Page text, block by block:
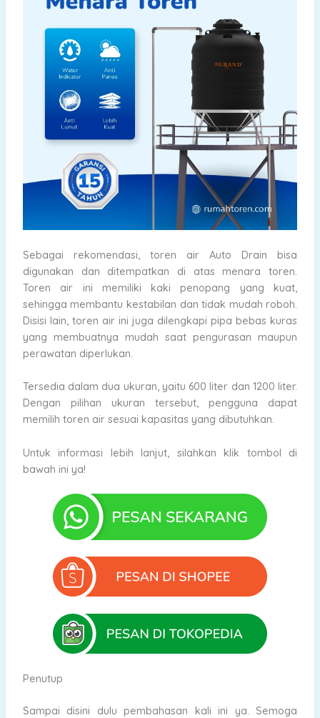
Sebagai rekomendasi, toren air Auto Drain bisa
digunakan dan ditempatkan di atas menara toren.
Toren air ini memiliki kaki penopang yang kuat,
sehingga membantu kestabilan dan tidak mudah roboh.
Disisi lain, toren air ini juga dilengkapi pipa bebas kuras
yang membuatnya mudah saat pengurasan maupun
perawatan diperlukan.
Tersedia dalam dua ukuran, yaitu 600 liter dan 1200 liter.
Dengan pilihan ukuran tersebut, pengguna dapat
memilih toren air sesuai kapasitas yang dibutuhkan.
Untuk informasi lebih lanjut, silahkan klik tombol di
bawah ini ya!
Penutup
Sampai disini dulu pembahasan kali ini ya. Semoga